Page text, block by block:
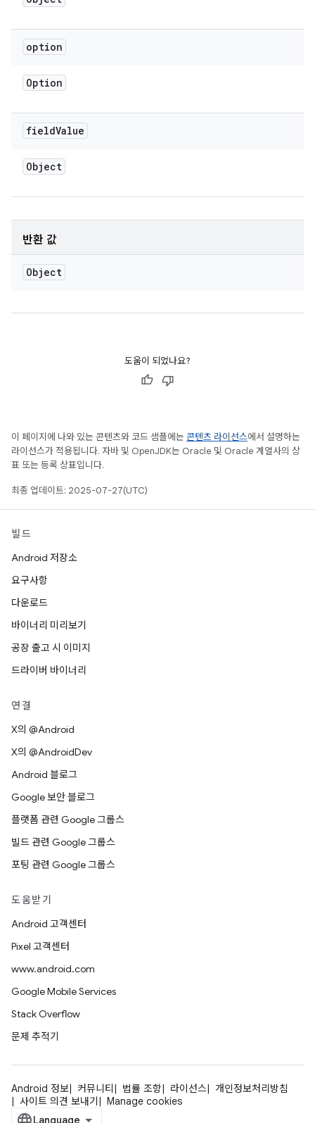
option
Option
fieldValue
Object
반환 값
Object
도움이 되었나요?
이 페이지에 나와 있는 콘텐츠와 코드 샘플에는 콘텐츠 라이선스에서 설명하는
라이선스가 적용됩니다. 자바 및 OpenJDK는 Oracle 및 Oracle 계열사의 상
표 또는 등록 상표입니다.
최종 업데이트: 2025-07-27(UTC)
빌드
Android 저장소
요구사항
다운로드
바이너리 미리보기
공장 출고 시 이미지
드라이버 바이너리
연결
X의 @Android
X의 @AndroidDev
Android 블로그
Google 보안 블로그
플랫폼 관련 Google 그룹스
빌드 관련 Google 그룹스
포팅 관련 Google 그룹스
도움받기
Android 고객센터
Pixel 고객센터
www.android.com
Google Mobile Services
Stack Overflow
문제 추적기
Android 정보 커뮤니티 법률 조항 라이선스
개인정보처리방침
사이트 의견 보내기
Manage cookies